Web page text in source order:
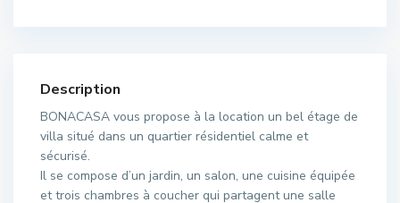
Description
BONACASA vous propose à la location un bel étage de
villa situé dans un quartier résidentiel calme et
sécurisé.
Il se compose d’un jardin, un salon, une cuisine équipée
et trois chambres à coucher qui partagent une salle